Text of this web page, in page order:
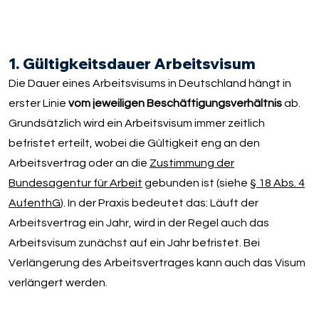
1. Gültigkeitsdauer Arbeitsvisum
Die Dauer eines Arbeitsvisums in Deutschland hängt in
erster Linievom jeweiligen Beschäftigungsverhältnisab.
Grundsätzlich wird ein Arbeitsvisum immer zeitlich
befristet erteilt, wobei die Gültigkeit eng an den
Arbeitsvertrag oder an die Zustimmung der
Bundesagentur für Arbeit gebunden ist (siehe§ 18 Abs. 4
AufenthG). In der Praxis bedeutet das: Läuft der
Arbeitsvertrag ein Jahr, wird in der Regel auch das
Arbeitsvisum zunächst auf ein Jahr befristet. Bei
Verlängerung des Arbeitsvertrages kann auch das Visum
verlängert werden.